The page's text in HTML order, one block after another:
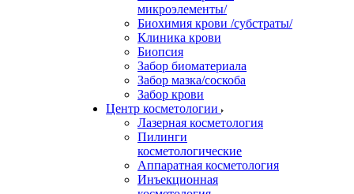
микроэлементы/
Биохимия крови /субстраты/
Клиника крови
Биопсия
Забор биоматериала
Забор мазка/соскоба
Забор крови
Центр косметологии
Лазерная косметология
Пилинги
косметологические
Аппаратная косметология
Инъекционная